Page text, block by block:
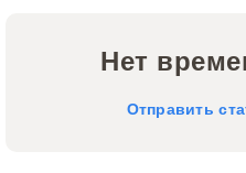
Нет
Отправить